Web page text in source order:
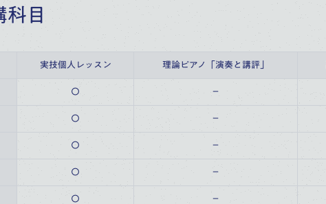
目
実技個人レッスン 理論ピアノ「演奏と講評」
〇 －
〇 －
〇 －
〇 －
〇 －